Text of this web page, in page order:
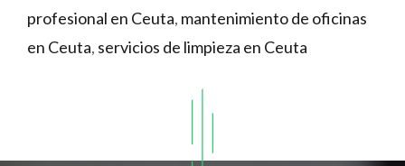
profesional en Ceuta, mantenimiento de oficinas
en Ceuta, servicios de limpieza en Ceuta